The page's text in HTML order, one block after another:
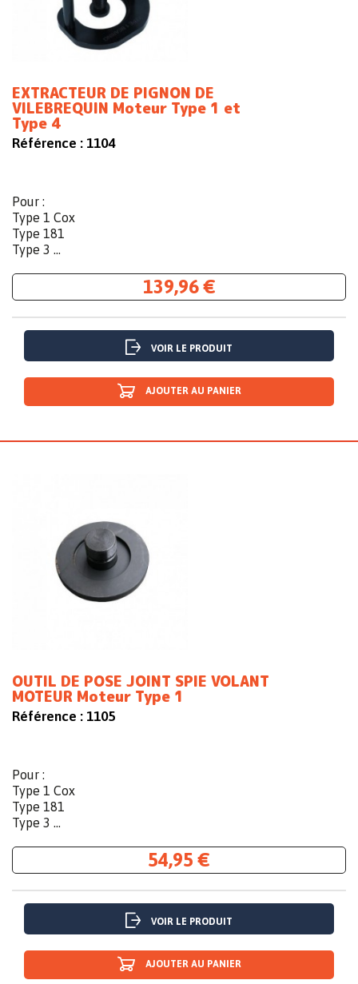
EXTRACTEUR DE PIGNON DE
VILEBREQUIN Moteur Type 1 et
Type 4
Référence : 1104
Pour :
Type 1 Cox
Type 181
Type 3 ...
139,96 €
VOIR LE PRODUIT
AJOUTER AU PANIER
OUTIL DE POSE JOINT SPIE VOLANT
MOTEUR Moteur Type 1
Référence : 1105
Pour :
Type 1 Cox
Type 181
Type 3 ...
54,95 €
VOIR LE PRODUIT
AJOUTER AU PANIER